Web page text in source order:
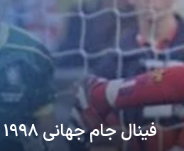
فینال جام جهانی 1998 : فرانسه - برزیل